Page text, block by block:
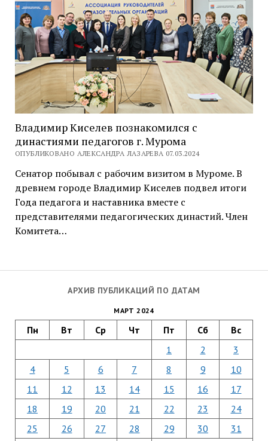
АРХИВ ПУБЛИКАЦИЙ ПО ДАТАМ
МАРТ 2024
Пн Вт Ср Чт Пт Сб Вс
1 2
3
4
5 6 7 8 9
10
11
12 13 14 15 16
17
18
19 20 21 22 23
24
25
26 27 28 29 30 31
Владимир Киселев познакомился с
династиями педагогов г. Мурома
ОПУБЛИКОВАНО АЛЕКСАНДРА ЛАЗАРЕВА 07.03.2024
Сенатор побывал с рабочим визитом в Муроме. В
древнем городе Владимир Киселев подвел итоги
Года педагога и наставника вместе с
представителями педагогических династий. Член
Комитета…